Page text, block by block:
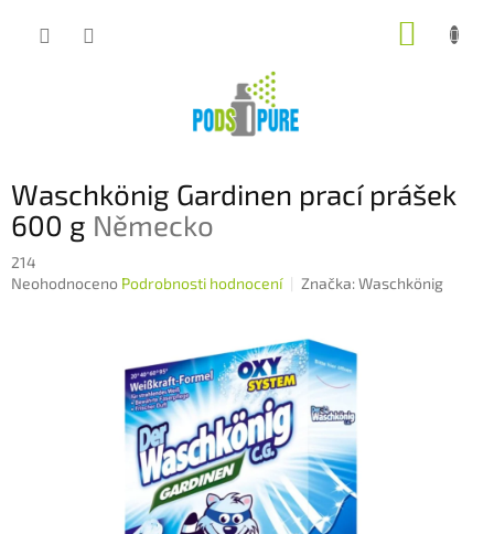
Waschkönig Gardinen prací prášek
600 g Německo
214
Průměrné
Neohodnoceno Podrobnosti hodnocení Značka:Waschkönig